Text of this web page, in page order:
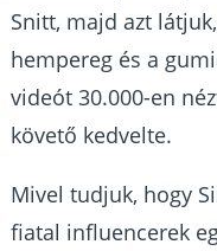
Snitt, majd azt
hempereg és a
videót 30.000-en
követő kedvelte.
Mivel tudjuk, hogy
fiatal influencerek